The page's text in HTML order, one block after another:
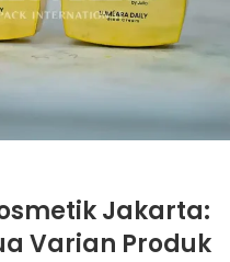
Jakarta:
Varian Produk